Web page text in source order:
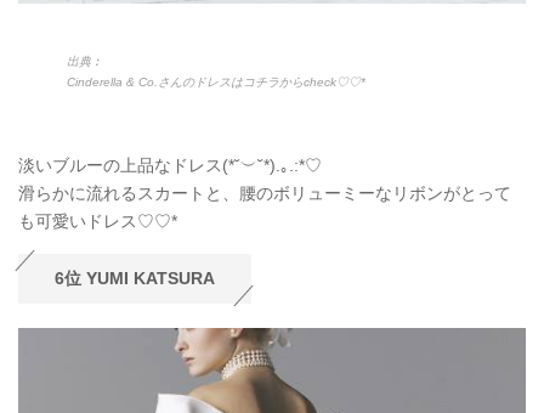
出典︰
Cinderella & Co.さんのドレスはコチラからcheck♡♡*
淡いブルーの上品なドレス(*˘︶˘*).｡.:*♡
滑らかに流れるスカートと、腰のボリューミーなリボンがとって
も可愛いドレス♡♡*
6位 YUMI KATSURA